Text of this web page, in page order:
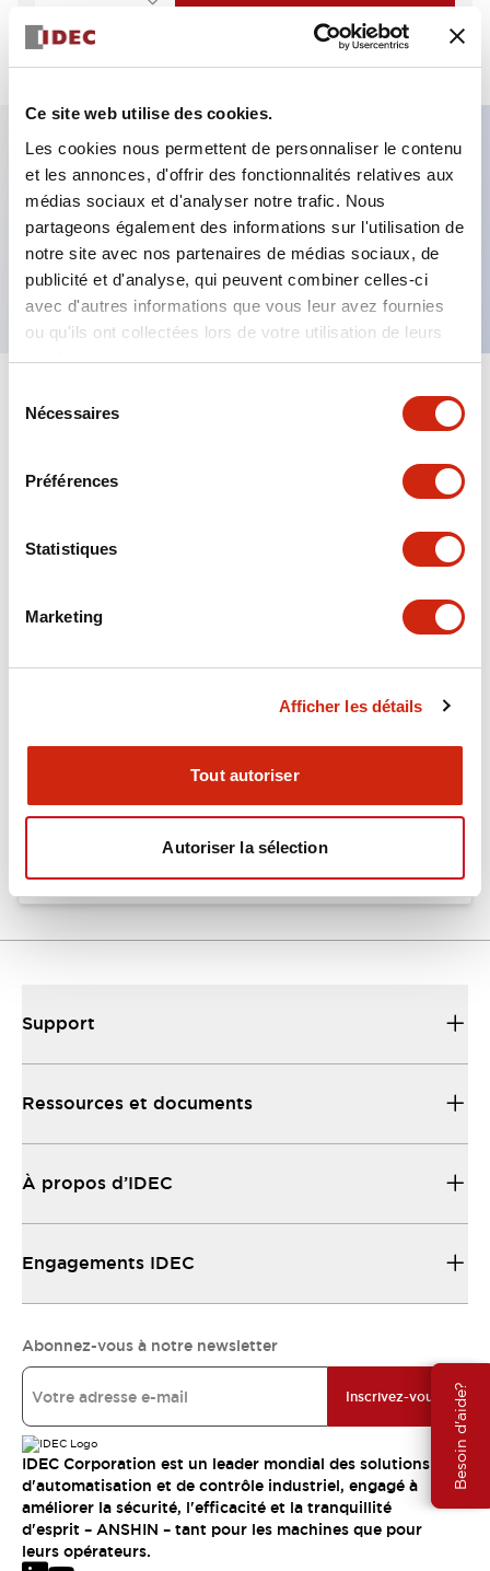
Ce site web utilise des cookies.
Les cookies nous permettent de personnaliser le contenu
et les annonces, d'offrir des fonctionnalités relatives aux
médias sociaux et d'analyser notre trafic. Nous
partageons également des informations sur l'utilisation de
notre site avec nos partenaires de médias sociaux, de
publicité et d'analyse, qui peuvent combiner celles-ci
avec d'autres informations que vous leur avez fournies
ou qu'ils ont collectées lors de votre utilisation de leurs
services.
Nécessaires
Préférences
Statistiques
Marketing
Afficher les détails
Tout autoriser
Autoriser la sélection
Besoin d'aide?
Caractéristiques clés
Bouton-poussoir champignon, 2 contacts NO,
borne à vis apparente, bouton blanc
Spécifications Tout développer+
EU2B Datasheet
Support
Ressources et documents
À propos d’IDEC
Engagements IDEC
Abonnez-vous à notre newsletter
Inscrivez-vous
IDEC Corporation est un leader mondial des solutions
d'automatisation et de contrôle industriel, engagé à
améliorer la sécurité, l'efficacité et la tranquillité
d'esprit – ANSHIN – tant pour les machines que pour
leurs opérateurs.